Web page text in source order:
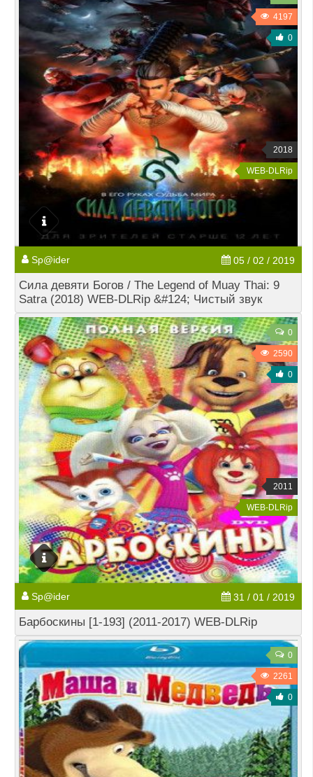
4197
0
2018
WEB-DLRip
Sp@ider 05 / 02 / 2019
Сила девяти Богов / The Legend of Muay Thai: 9
Satra (2018) WEB-DLRip &#124; Чистый звук
0
2590
0
2011
WEB-DLRip
Sp@ider 31 / 01 / 2019
Барбоскины [1-193] (2011-2017) WEB-DLRip
0
2261
0